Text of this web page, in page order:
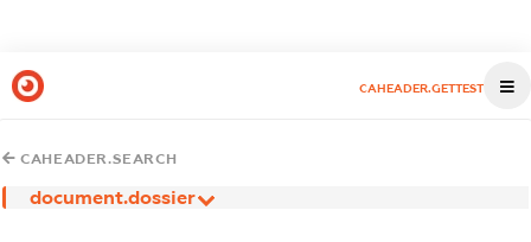
CAHEADER.GETTEST
CAHEADER.SEARCH
document.dossier